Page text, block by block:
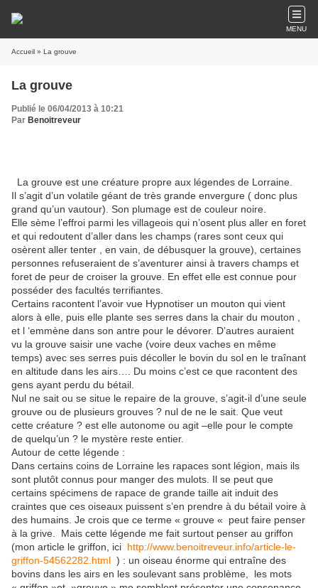
MENU
Accueil » La grouve
La grouve
Publié le 06/04/2013 à 10:21
Par Benoitreveur
La grouve est une créature propre aux légendes de Lorraine.
Il s’agit d’un volatile géant de très grande envergure ( donc plus
grand qu’un vautour). Son plumage est de couleur noire.
Elle sème l’effroi parmi les villageois qui n’osent plus aller en foret
et qui redoutent d’aller dans les champs (rares sont ceux qui
osèrent aller tenter , en vain, de débusquer la grouve), certaines
personnes refuseraient de s’aventurer ainsi à travers champs et
foret de peur de croiser la grouve. En effet elle est connue pour
posséder des facultés terrifiantes.
Certains racontent l’avoir vue Hypnotiser un mouton qui vient
alors à elle, puis elle plante ses serres dans la chair du mouton ,
et l ‘emmène dans son antre pour le dévorer. D’autres auraient
vu la grouve saisir une vache (voire deux vaches en même
temps) avec ses serres puis décoller le bovin du sol en le traînant
en altitude dans les airs…. Du moins c’est ce que racontent des
gens ayant perdu du bétail.
Nul ne sait ou se situe le repaire de la grouve, s’agit-il d’une seule
grouve ou de plusieurs grouves ? nul de ne le sait. Que veut
cette créature ? est elle autonome ou agit –elle pour le compte
de quelqu’un ? le mystère reste entier.
Autour de cette légende :
Dans certains coins de Lorraine les rapaces sont légion, mais ils
sont plutôt connus pour manger des mulots. Il se peut que
certains spécimens de rapace de grande taille ait induit des
craintes que ces oiseaux puissent s’en prendre à du bétail voire à
des humains. Je crois que ce terme « grouve « peut faire penser
à la grive. Mais cette légende me fait surtout penser au griffon
(mon article le griffon, ici http://www.benoitreveur.info/article-le-
griffon-54562282.html ) : un oiseau énorme qui entraîne des
bovins dans les airs en les soulevant sans problème, les mots